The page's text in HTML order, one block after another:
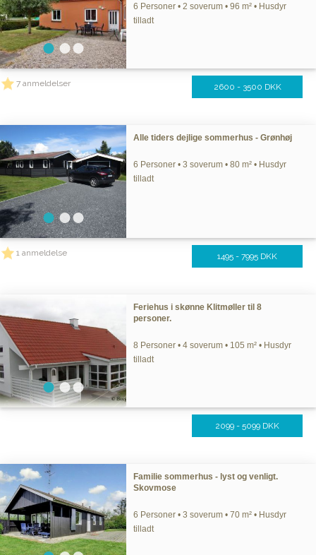
6 Personer • 2 soverum • 96 m² • Husdyr
tilladt
7 anmeldelser 2600 - 3500 DKK
Alle tiders dejlige sommerhus - Grønhøj
6 Personer • 3 soverum • 80 m² • Husdyr
tilladt
1 anmeldelse 1495 - 7995 DKK
Feriehus i skønne Klitmøller til 8
personer.
8 Personer • 4 soverum • 105 m² • Husdyr
tilladt
2099 - 5099 DKK
Familie sommerhus - lyst og venligt.
Skovmose
6 Personer • 3 soverum • 70 m² • Husdyr
tilladt